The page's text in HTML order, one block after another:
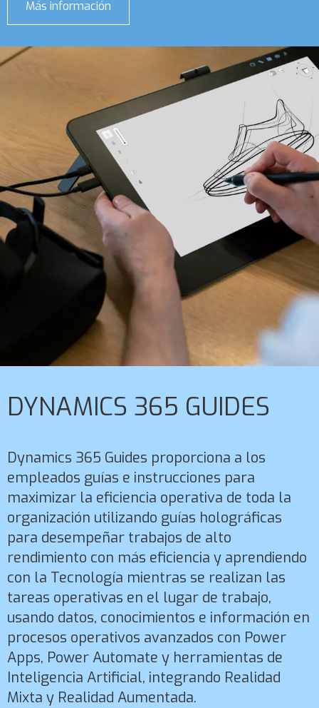
Más información
365
DYNAMICS 365 GUIDES
Dynamics 365 Guides proporciona a los
empleados guías e instrucciones para
maximizar la eficiencia operativa de toda la
organización utilizando guías holográficas
para desempeñar trabajos de alto
rendimiento con más eficiencia y aprendiendo
con la Tecnología mientras se realizan las
tareas operativas en el lugar de trabajo,
usando datos, conocimientos e información en
procesos operativos avanzados con Power
Apps, Power Automate y herramientas de
Inteligencia Artificial, integrando Realidad
Mixta y Realidad Aumentada.